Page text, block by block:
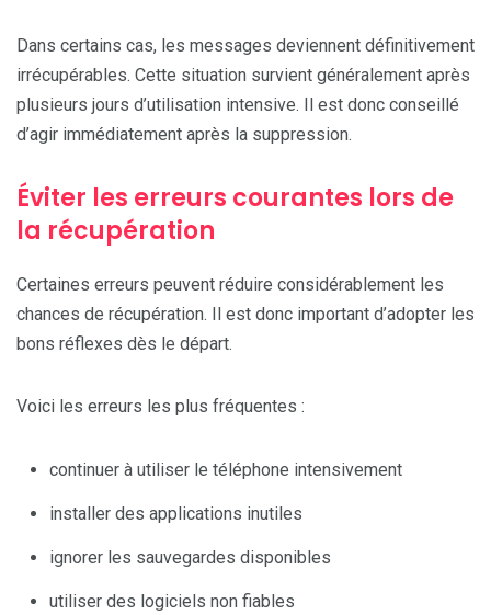
Dans certains cas, les messages deviennent définitivement
irrécupérables. Cette situation survient généralement après
plusieurs jours d’utilisation intensive. Il est donc conseillé
d’agir immédiatement après la suppression.
Éviter les erreurs courantes lors de
la récupération
Certaines erreurs peuvent réduire considérablement les
chances de récupération. Il est donc important d’adopter les
bons réflexes dès le départ.
Voici les erreurs les plus fréquentes :
continuer à utiliser le téléphone intensivement
installer des applications inutiles
ignorer les sauvegardes disponibles
utiliser des logiciels non fiables